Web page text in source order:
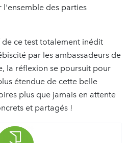
des parties
ce test totalement inédit
par les ambassadeurs de
la réflexion se poursuit pour
étendue de cette belle
plus que jamais en attente
et partagés !